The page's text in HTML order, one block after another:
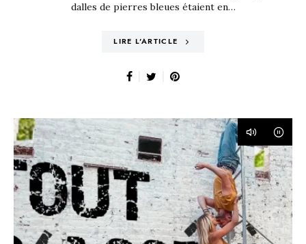
dalles de pierres bleues étaient en…
LIRE L'ARTICLE